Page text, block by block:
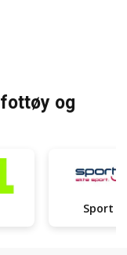
og
Sport 1